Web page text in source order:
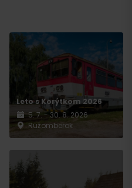
Leto s Korýtkom 2026
5. 7. - 30. 8. 2026
Ružomberok